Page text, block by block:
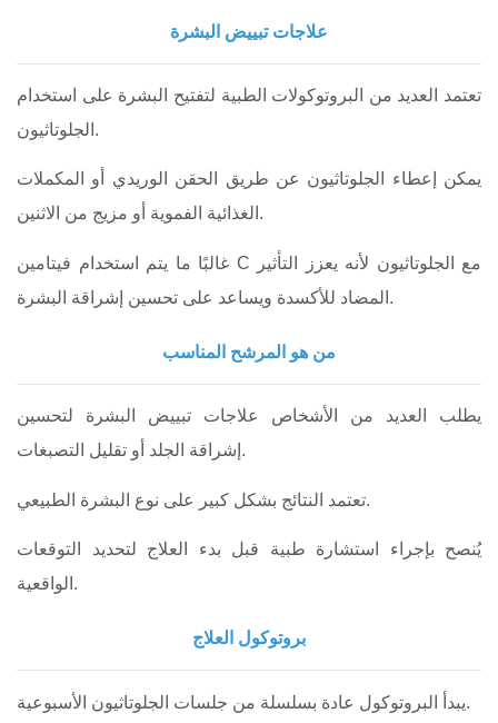
علاجات تبييض البشرة
تعتمد العديد من البروتوكولات الطبية لتفتيح البشرة على استخدام
الجلوتاثيون.
يمكن إعطاء الجلوتاثيون عن طريق الحقن الوريدي أو المكملات
الغذائية الفموية أو مزيج من الاثنين.
غالبًا ما يتم استخدام فيتامين C مع الجلوتاثيون لأنه يعزز التأثير
المضاد للأكسدة ويساعد على تحسين إشراقة البشرة.
من هو المرشح المناسب
يطلب العديد من الأشخاص علاجات تبييض البشرة لتحسين
إشراقة الجلد أو تقليل التصبغات.
تعتمد النتائج بشكل كبير على نوع البشرة الطبيعي.
يُنصح بإجراء استشارة طبية قبل بدء العلاج لتحديد التوقعات
الواقعية.
بروتوكول العلاج
يبدأ البروتوكول عادة بسلسلة من جلسات الجلوتاثيون الأسبوعية.